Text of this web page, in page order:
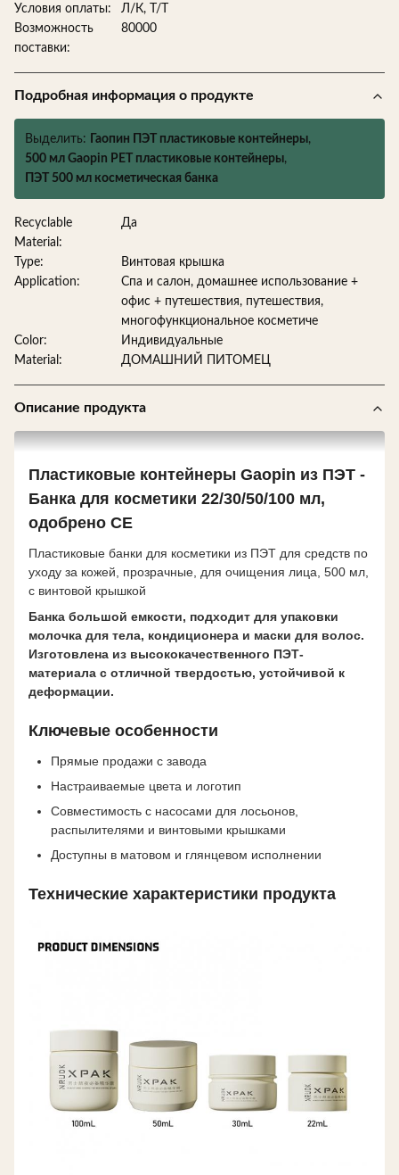
Условия оплаты:
Л/К, Т/Т
Возможность
поставки:
80000
Подробная информация о продукте
Выделить: Гаопин ПЭТ пластиковые контейнеры,
500 мл Gaopin PET пластиковые контейнеры,
ПЭТ 500 мл косметическая банка
Recyclable
Material:
Да
Type:
Винтовая крышка
Application:
Спа и салон, домашнее использование +
офис + путешествия, путешествия,
многофункциональное косметиче
Color:
Индивидуальные
Material:
ДОМАШНИЙ ПИТОМЕЦ
Описание продукта
Пластиковые контейнеры Gaopin из ПЭТ -
Банка для косметики 22/30/50/100 мл,
одобрено CE
Пластиковые банки для косметики из ПЭТ для средств по
уходу за кожей, прозрачные, для очищения лица, 500 мл,
с винтовой крышкой
Банка большой емкости, подходит для упаковки
молочка для тела, кондиционера и маски для волос.
Изготовлена из высококачественного ПЭТ-
материала с отличной твердостью, устойчивой к
деформации.
Ключевые особенности
Прямые продажи с завода
Настраиваемые цвета и логотип
Совместимость с насосами для лосьонов,
распылителями и винтовыми крышками
Доступны в матовом и глянцевом исполнении
Технические характеристики продукта